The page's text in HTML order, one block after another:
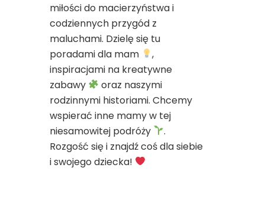
miłości do macierzyństwa i
codziennych przygód z
maluchami. Dzielę się tu
poradami dla mam
,
inspiracjami na kreatywne
zabawy
oraz naszymi
rodzinnymi historiami. Chcemy
wspierać inne mamy w tej
niesamowitej podróży
.
Rozgość się i znajdź coś dla siebie
i swojego dziecka!